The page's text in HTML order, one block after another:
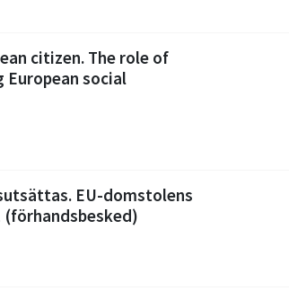
citizen. The role of
social
EU-domstolens
(förhandsbesked)